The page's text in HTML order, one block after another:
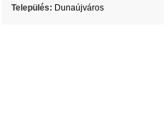
Település: Dunaújváros